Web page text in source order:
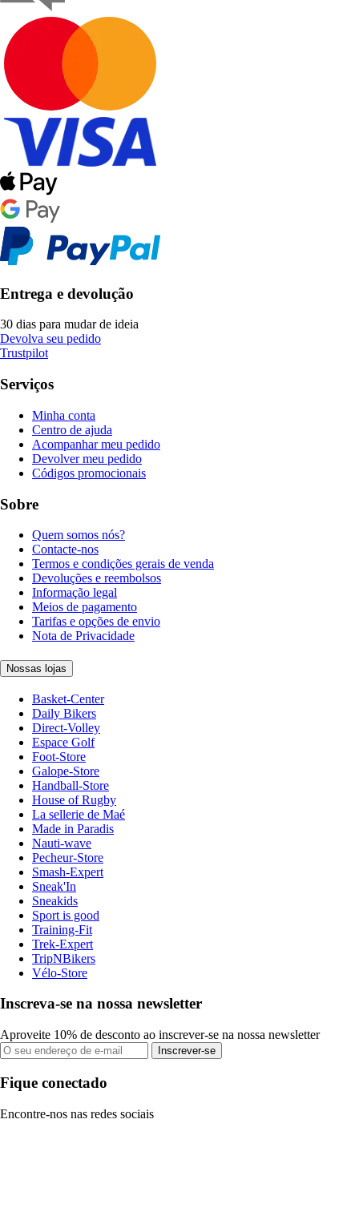
Entrega e devolução
30 dias para mudar de ideia
Devolva seu pedido
Trustpilot
Serviços
Minha conta
Centro de ajuda
Acompanhar meu pedido
Devolver meu pedido
Códigos promocionais
Sobre
Quem somos nós?
Contacte-nos
Termos e condições gerais de venda
Devoluções e reembolsos
Informação legal
Meios de pagamento
Tarifas e opções de envio
Nota de Privacidade
Nossas lojas
Basket-Center
Daily Bikers
Direct-Volley
Espace Golf
Foot-Store
Galope-Store
Handball-Store
House of Rugby
La sellerie de Maé
Made in Paradis
Nauti-wave
Pecheur-Store
Smash-Expert
Sneak'In
Sneakids
Sport is good
Training-Fit
Trek-Expert
TripNBikers
Vélo-Store
Inscreva-se na nossa newsletter
Aproveite 10% de desconto ao inscrever-se na nossa newsletter
Inscrever-se
Fique conectado
Encontre-nos nas redes sociais